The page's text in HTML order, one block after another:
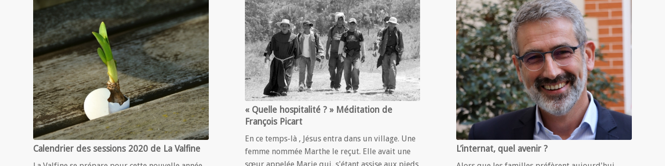
Calendrier des sessions 2020 de La Valfine
« Quelle hospitalité ? » Méditation de
François Picart
En ce temps-là , Jésus entra dans un village. Une
femme nommée Marthe le reçut. Elle avait une
L’internat, quel avenir ?